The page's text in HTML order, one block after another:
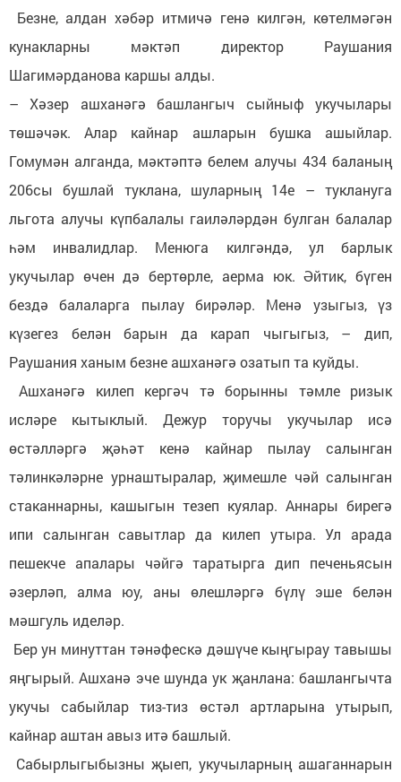
Безне, алдан хәбәр итмичә генә килгән, көтелмәгән
кунакларны мәктәп директор Раушания
Шагимәрданова каршы алды.
– Хәзер ашханәгә башлангыч сыйныф укучылары
төшәчәк. Алар кайнар ашларын бушка ашыйлар.
Гомумән алганда, мәктәптә белем алучы 434 баланың
206сы бушлай туклана, шуларның 14е – туклануга
льгота алучы күпбалалы гаиләләрдән булган балалар
һәм инвалидлар. Менюга килгәндә, ул барлык
укучылар өчен дә бертөрле, аерма юк. Әйтик, бүген
бездә балаларга пылау бирәләр. Менә узыгыз, үз
күзегез белән барын да карап чыгыгыз, – дип,
Раушания ханым безне ашханәгә озатып та куйды.
Ашханәгә килеп кергәч тә борынны тәмле ризык
исләре кытыклый. Дежур торучы укучылар исә
өстәлләргә җәһәт кенә кайнар пылау салынган
тәлинкәләрне урнаштыралар, җимешле чәй салынган
стаканнарны, кашыгын тезеп куялар. Аннары бирегә
ипи салынган савытлар да килеп утыра. Ул арада
пешекче апалары чәйгә таратырга дип печеньясын
әзерләп, алма юу, аны өлешләргә бүлү эше белән
мәшгуль иделәр.
Бер ун минуттан тәнәфескә дәшүче кыңгырау тавышы
яңгырый. Ашханә эче шунда ук җанлана: башлангычта
укучы сабыйлар тиз-тиз өстәл артларына утырып,
кайнар аштан авыз итә башлый.
Сабырлыгыбызны җыеп, укучыларның ашаганнарын